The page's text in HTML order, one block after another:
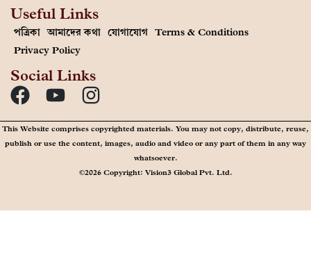
Useful Links
পত্রিকা আমাদের কথা যোগাযোগ Terms & Conditions
Privacy Policy
Social Links
This Website comprises copyrighted materials. You may not copy, distribute, reuse,
publish or use the content, images, audio and video or any part of them in any way
whatsoever.
©2026 Copyright: Vision3 Global Pvt. Ltd.